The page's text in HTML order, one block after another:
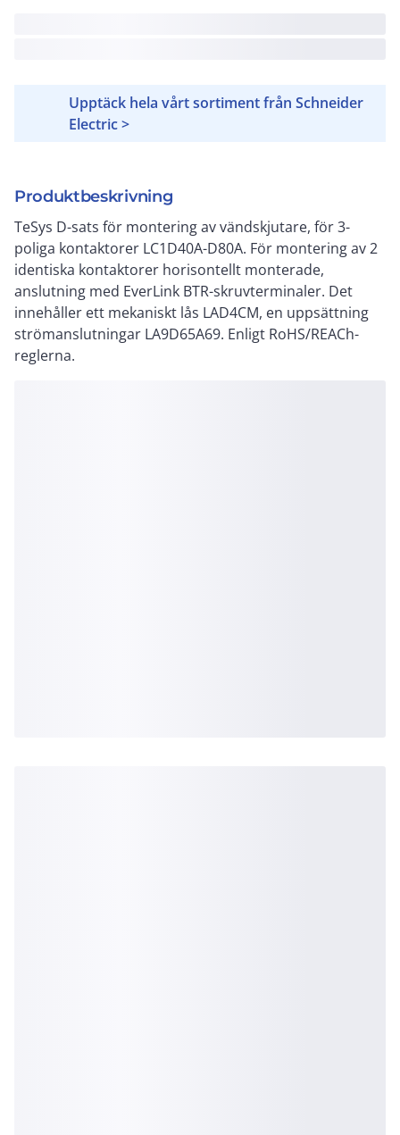
Upptäck hela vårt sortiment från Schneider
Electric >
Produktbeskrivning
TeSys D-sats för montering av vändskjutare, för 3-
poliga kontaktorer LC1D40A-D80A. För montering av 2
identiska kontaktorer horisontellt monterade,
anslutning med EverLink BTR-skruvterminaler. Det
innehåller ett mekaniskt lås LAD4CM, en uppsättning
strömanslutningar LA9D65A69. Enligt RoHS/REACh-
reglerna.